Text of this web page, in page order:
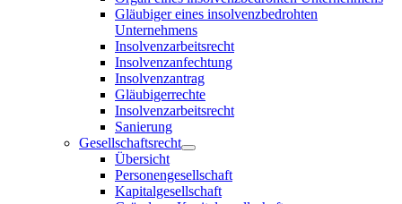
Gläubiger eines insolvenzbedrohten
Unternehmens
Insolvenzarbeitsrecht
Insolvenzanfechtung
Insolvenzantrag
Gläubigerrechte
Insolvenzarbeitsrecht
Sanierung
Gesellschaftsrecht
Übersicht
Personengesellschaft
Kapitalgesellschaft